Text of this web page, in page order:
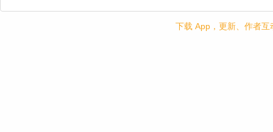
下载 App，更新、作者